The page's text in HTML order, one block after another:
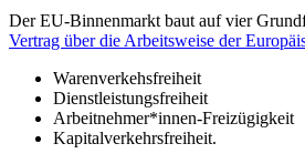
Der EU-Binnenmarkt baut auf vier
Vertrag über die Arbeitsweise der
Warenverkehsfreiheit
Dienstleistungsfreiheit
Arbeitnehmer*innen-Freizügigkeit
Kapitalverkehrsfreiheit.